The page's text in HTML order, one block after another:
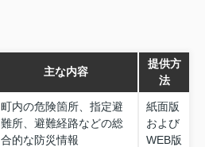
主な内容
提供方
法
町内の危険箇所、指定避
難所、避難経路などの総
合的な防災情報
紙面版
および
WEB版